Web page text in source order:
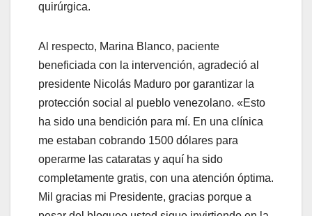
quirúrgica.
Al respecto, Marina Blanco, paciente
beneficiada con la intervención, agradeció al
presidente Nicolás Maduro por garantizar la
protección social al pueblo venezolano. «Esto
ha sido una bendición para mí. En una clínica
me estaban cobrando 1500 dólares para
operarme las cataratas y aquí ha sido
completamente gratis, con una atención óptima.
Mil gracias mi Presidente, gracias porque a